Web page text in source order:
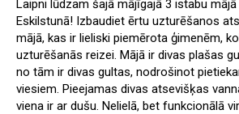
Laipni lūdzam šajā mājīgajā 3 istabu mājā
Eskilstunā! Izbaudiet ērtu uzturēšanos
mājā, kas ir lieliski piemērota ģimenēm,
uzturēšanās reizei. Mājā ir divas plašas
no tām ir divas gultas, nodrošinot
viesiem. Pieejamas divas atsevišķas
viena ir ar dušu. Nelielā, bet funkcionālā